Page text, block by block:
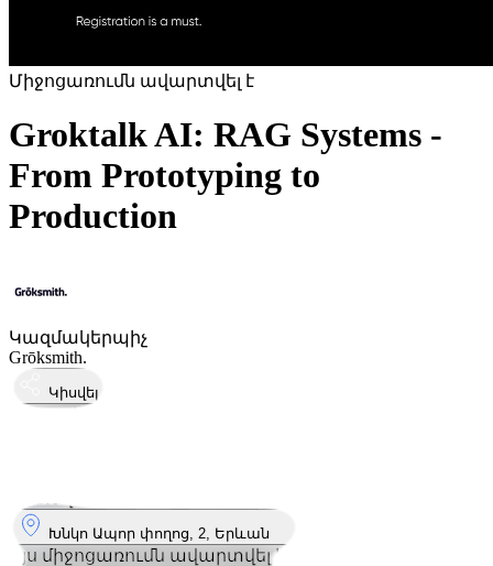
Միջոցառումն ավարտվել է
Groktalk AI: RAG Systems -
From Prototyping to
Production
Կազմակերպիչ
Grōksmith.
Կիսվել
Կայացել է
Խնկո Ապոր փողոց, 2, Երևան
Այս միջոցառումն ավարտվել է